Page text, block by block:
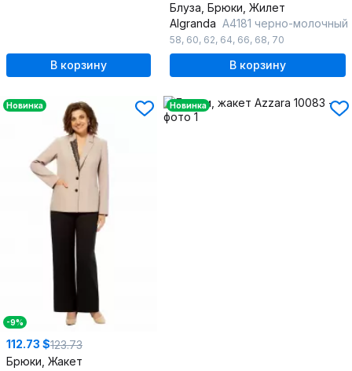
В корзину
Блуза, Брюки, Жилет
Algranda А4181 черно-молочный
58, 60, 62, 64, 66, 68, 70
В корзину
Новинка
-9%
112.73 $123.73
Брюки, Жакет
Новинка